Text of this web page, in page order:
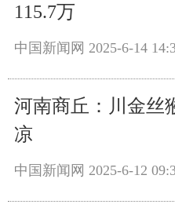
115.7万
中国新闻网 2025-6-14
河南商丘：川金丝
凉
中国新闻网 2025-6-12